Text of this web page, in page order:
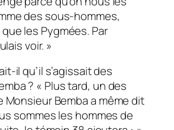
des sous-hommes,
les Pygmées. Par
voir. »
il qu’il s’agissait des
? « Plus tard, un des
Bemba a même dit
sommes les hommes de